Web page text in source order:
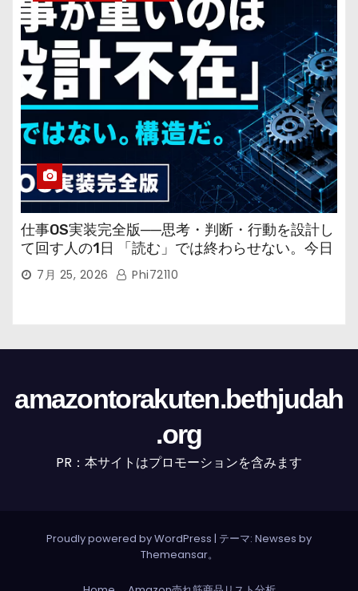
仕事OS実装完全版──思考・判断・行動を設計し
て回す人の1日 「読む」では終わらせない。今日
から回す実装書だ。
7月 25, 2026 Phi72110
amazontorakuten.bethjudah
.org
PR：本サイトはプロモーションを含みます
Proudly powered by WordPress | テーマ: Newses by
Themeansar。